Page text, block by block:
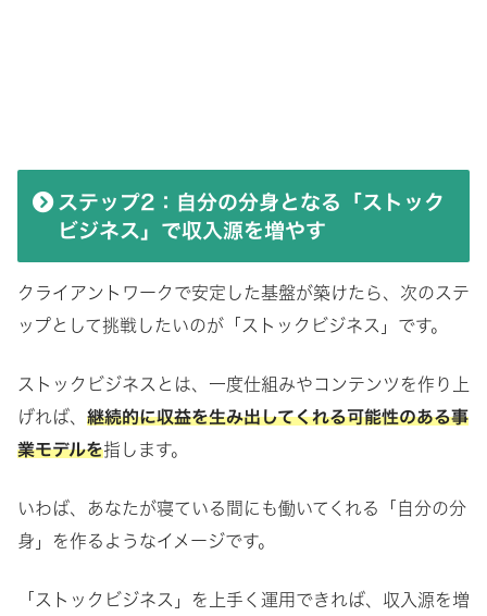
ステップ2：自分の分身となる「ストック
ビジネス」で収入源を増やす
クライアントワークで安定した基盤が築けたら、次のステ
ップとして挑戦したいのが「ストックビジネス」です。
ストックビジネスとは、一度仕組みやコンテンツを作り上
げれば、 継続的に収益を生み出してくれる可能性のある事
業モデルを指します。
いわば、あなたが寝ている間にも働いてくれる「自分の分
身」を作るようなイメージです。
「ストックビジネス」を上手く運用できれば、収入源を増